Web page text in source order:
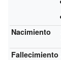
Nacimiento
Fallecimiento